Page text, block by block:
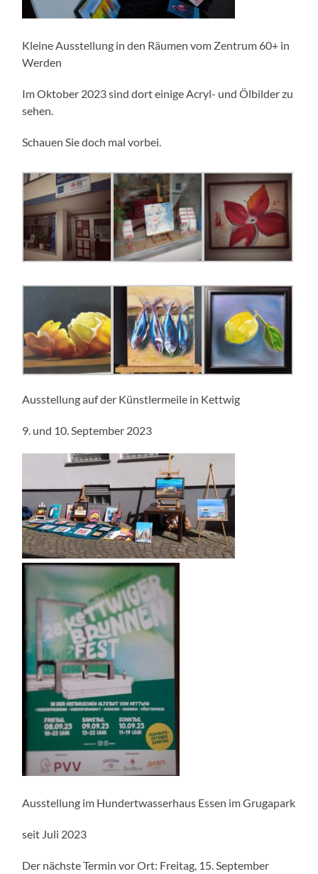
Kleine Ausstellung in den Räumen vom Zentrum 60+ in
Werden
Im Oktober 2023 sind dort einige Acryl- und Ölbilder zu
sehen.
Schauen Sie doch mal vorbei.
Ausstellung auf der Künstlermeile in Kettwig
9. und 10. September 2023
Ausstellung im Hundertwasserhaus Essen im Grugapark
seit Juli 2023
Der nächste Termin vor Ort: Freitag, 15. September